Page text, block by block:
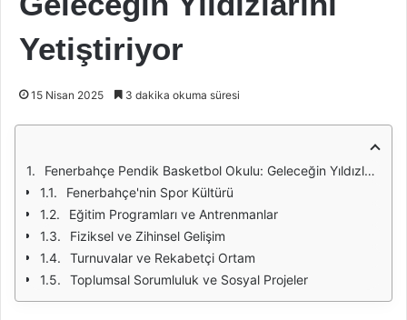
Yetiştiriyor
15 Nisan 2025 3 dakika okuma süresi
Fenerbahçe Pendik Basketbol Okulu: Geleceğin Yıldızlarını Yetiştiriyor
Fenerbahçe'nin Spor Kültürü
Eğitim Programları ve Antrenmanlar
Fiziksel ve Zihinsel Gelişim
Turnuvalar ve Rekabetçi Ortam
Toplumsal Sorumluluk ve Sosyal Projeler